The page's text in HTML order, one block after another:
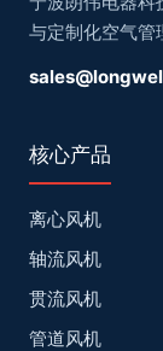
与定制化空气管
核心产品
离心风机
轴流风机
贯流风机
管道风机